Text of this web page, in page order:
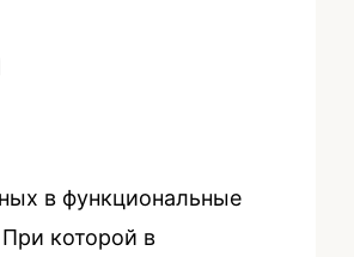
в функциональные
которой в